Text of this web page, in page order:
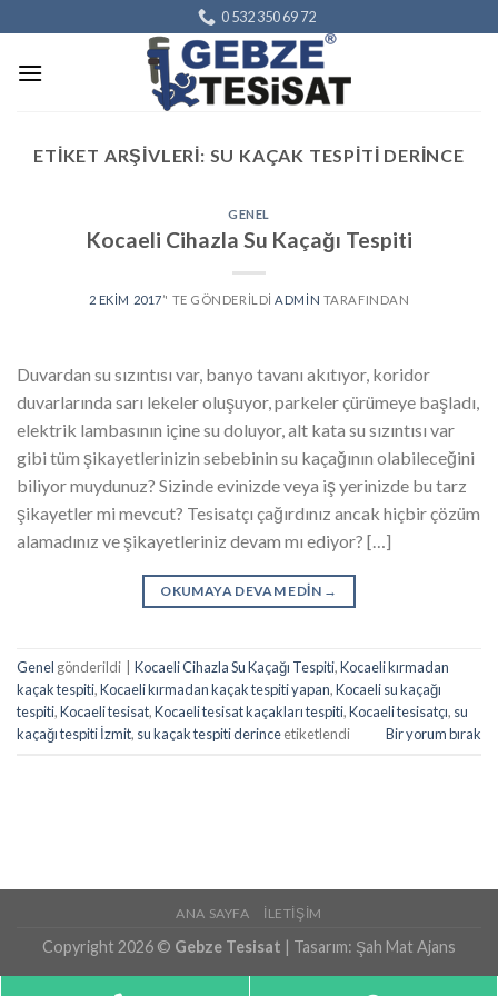
to
content
0 532 350 69 72
ETIKET ARŞIVLERI: SU KAÇAK TESPITI DERINCE
GENEL
Kocaeli Cihazla Su Kaçağı Tespiti
2 EKIM 2017’' TE GÖNDERILDI ADMIN TARAFINDAN
Duvardan su sızıntısı var, banyo tavanı akıtıyor, koridor
duvarlarında sarı lekeler oluşuyor, parkeler çürümeye başladı,
elektrik lambasının içine su doluyor, alt kata su sızıntısı var
gibi tüm şikayetlerinizin sebebinin su kaçağının olabileceğini
biliyor muydunuz? Sizinde evinizde veya iş yerinizde bu tarz
şikayetler mi mevcut? Tesisatçı çağırdınız ancak hiçbir çözüm
alamadınız ve şikayetleriniz devam mı ediyor? […]
OKUMAYA DEVAM EDIN →
Genel gönderildi Kocaeli Cihazla Su Kaçağı Tespiti,Kocaeli kırmadan
kaçak tespiti,Kocaeli kırmadan kaçak tespiti yapan,Kocaeli su kaçağı
tespiti,Kocaeli tesisat,Kocaeli tesisat kaçakları tespiti,Kocaeli tesisatçı, su
kaçağı tespiti İzmit, su kaçak tespiti derinceetiketlendi Bir yorum bırak
ANA SAYFA İLETIŞIM
Copyright 2026 © Gebze Tesisat | Tasarım: Şah Mat Ajans